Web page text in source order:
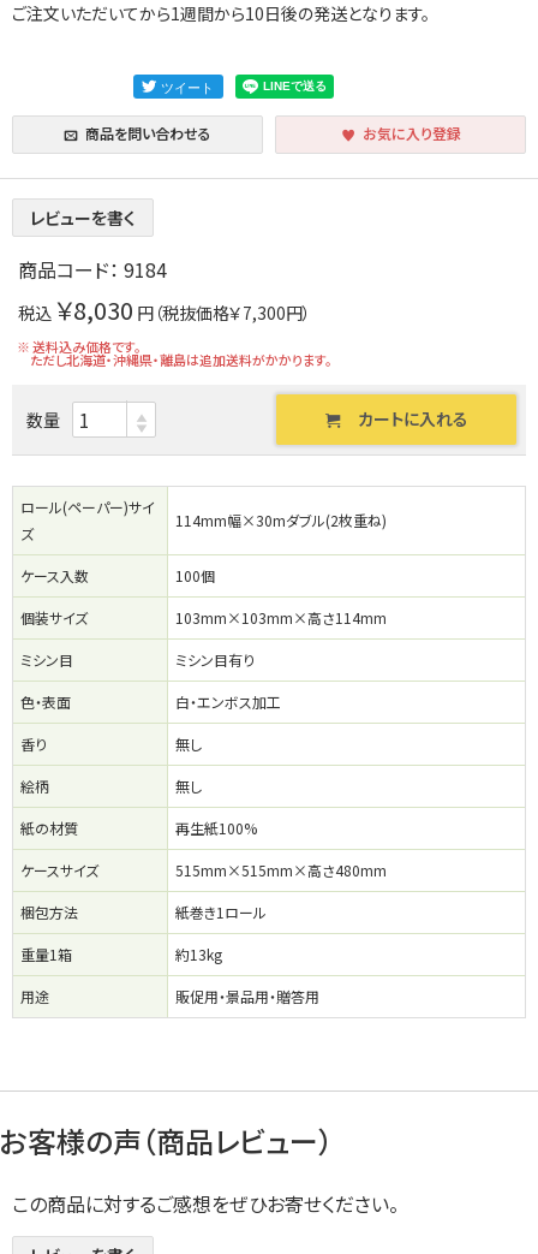
ご注文いただいてから1週間から10日後の発送となります。
商品を問い合わせる お気に入り登録
レビューを書く
商品コード： 9184
税込 ￥8,030 円（税抜価格￥7,300円）
※ 送料込み価格です。
ただし北海道・沖縄県・離島は追加送料がかかります。
数量 カートに入れる
ロール(ペーパー)サイ
ズ
114mm幅×30mダブル(2枚重ね)
ケース入数 100個
個装サイズ 103mm×103mm×高さ114mm
ミシン目 ミシン目有り
色・表面 白・エンボス加工
香り 無し
絵柄 無し
紙の材質 再生紙100%
ケースサイズ 515mm×515mm×高さ480mm
梱包方法 紙巻き1ロール
重量1箱 約13kg
用途 販促用・景品用・贈答用
お客様の声（商品レビュー）
この商品に対するご感想をぜひお寄せください。